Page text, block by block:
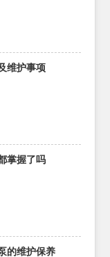
维护事项
掌握了吗
的维护保养